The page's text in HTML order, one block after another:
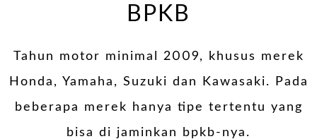
BPKB
Tahun motor minimal 2009, khusus merek
Honda, Yamaha, Suzuki dan Kawasaki. Pada
beberapa merek hanya tipe tertentu yang
bisa di jaminkan bpkb-nya.